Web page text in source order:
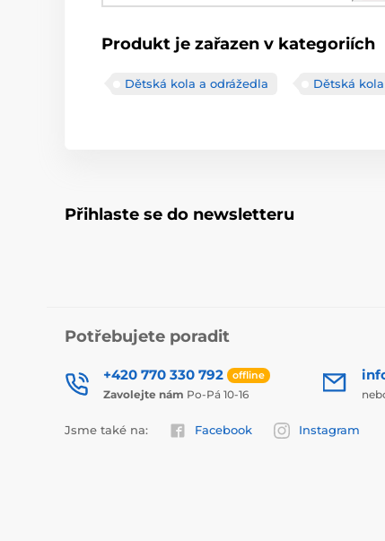
Produkt je zařazen v kategoriích
Dětská kola a odrážedla Dětská
Přihlaste se do newsletteru
Potřebujete poradit
+420 770 330 792 offline
Zavolejte nám Po-Pá 10-16
Jsme také na: Facebook Instagram